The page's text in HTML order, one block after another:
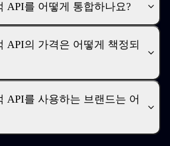
API를 어떻게 통합하나요?
API의 가격은 어떻게 책정되
API를 사용하는 브랜드는 어